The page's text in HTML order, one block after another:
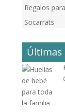
Regalos
Socarrats